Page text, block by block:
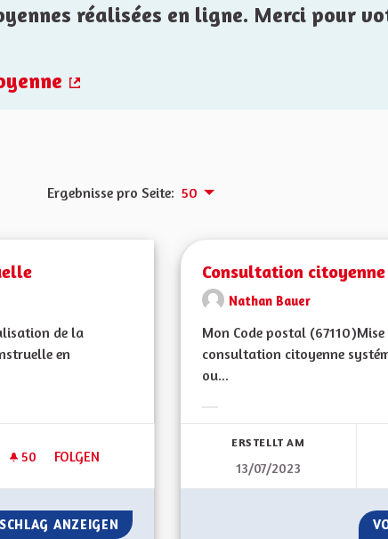
réalisées en ligne. Merci pour
Ergebnisse pro Seite: 50
de la
en
50 50 FOLLOWER
FOLGEN
DROIT À L'HYGIÈNE MENSTRUELLE
ANZEIGEN DROIT À L'HYGIÈNE MENSTRUELLE
Consultation citoyenne
Nathan Bauer
Mon Code postal (67110)Mise
consultation citoyenne
ou...
ERSTELLT AM
13/07/2023